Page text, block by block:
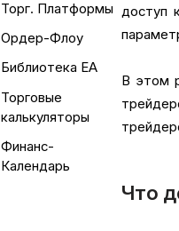
Торг. Платформы
Ордер-Флоу
Библиотека EA
Торговые
калькуляторы
Финанс-
Календарь
доступ
В этом
Что